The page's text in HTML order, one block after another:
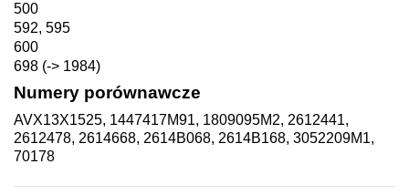
500
592, 595
600
698 (-> 1984)
Numery porównawcze
AVX13X1525, 1447417M91, 1809095M2, 2612441,
2612478, 2614668, 2614B068, 2614B168, 3052209M1,
70178